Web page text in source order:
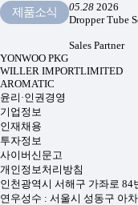
제품소식 05.28 2026
Dropper Tube
Sales Partner
YONWOO PKG
WILLER IMPORTLIMITED
AROMATIC
윤리·인권경영
기업정보
인재채용
투자정보
사이버신문고
개인정보처리방침
인천광역시 서해구 가좌로 84
연우성수 : 서울시 성동구 아